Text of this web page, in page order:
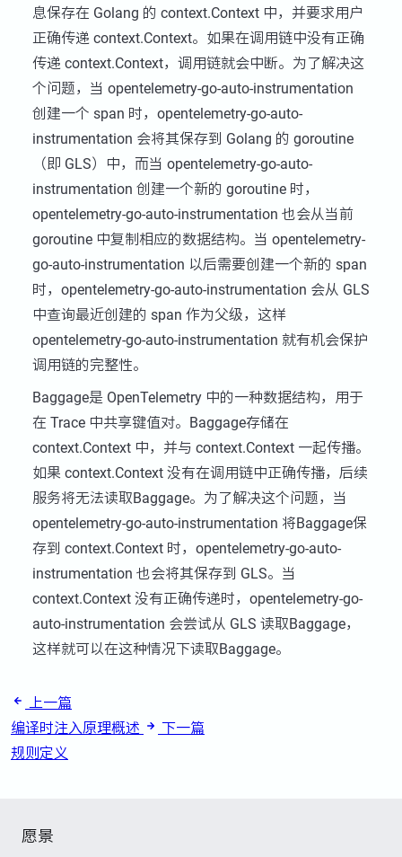
息保存在 Golang 的 context.Context 中，并要求用户
正确传递 context.Context。如果在调用链中没有正确
传递 context.Context，调用链就会中断。为了解决这
个问题，当 opentelemetry-go-auto-instrumentation
创建一个 span 时，opentelemetry-go-auto-
instrumentation 会将其保存到 Golang 的 goroutine
（即 GLS）中，而当 opentelemetry-go-auto-
instrumentation 创建一个新的 goroutine 时，
opentelemetry-go-auto-instrumentation 也会从当前
goroutine 中复制相应的数据结构。当 opentelemetry-
go-auto-instrumentation 以后需要创建一个新的 span
时，opentelemetry-go-auto-instrumentation 会从 GLS
中查询最近创建的 span 作为父级，这样
opentelemetry-go-auto-instrumentation 就有机会保护
调用链的完整性。
Baggage是 OpenTelemetry 中的一种数据结构，用于
在 Trace 中共享键值对。Baggage存储在
context.Context 中，并与 context.Context 一起传播。
如果 context.Context 没有在调用链中正确传播，后续
服务将无法读取Baggage。为了解决这个问题，当
opentelemetry-go-auto-instrumentation 将Baggage保
存到 context.Context 时，opentelemetry-go-auto-
instrumentation 也会将其保存到 GLS。当
context.Context 没有正确传递时，opentelemetry-go-
auto-instrumentation 会尝试从 GLS 读取Baggage，
这样就可以在这种情况下读取Baggage。
上一篇
编译时注入原理概述
下一篇
规则定义
愿景